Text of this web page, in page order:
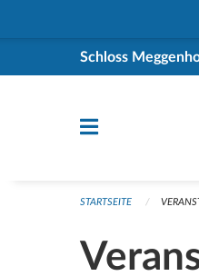
Schloss
STARTSEITE